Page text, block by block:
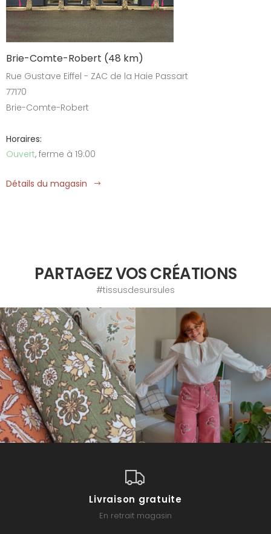
Brie-Comte-Robert (48 km)
Rue Gustave Eiffel - ZAC de la Haie Passart
77170
Brie-Comte-Robert
Horaires:
Ouvert, ferme à 19:00
Détails du magasin
PARTAGEZ VOS CRÉATIONS
#tissusdesursules
Livraison gratuite
En retrait magasin